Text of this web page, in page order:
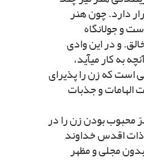
دارد. چون هنر
و جولانگاه
و در این وادى
به کار مى‏آید،
است که زن را پذیراى
الهامات و جذبات
محبوب بودن زن را در
ذات اقدس خداوند
مجلى‏ و مظهر